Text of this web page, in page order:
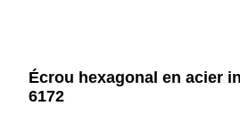
Écrou hexagonal en acier
6172